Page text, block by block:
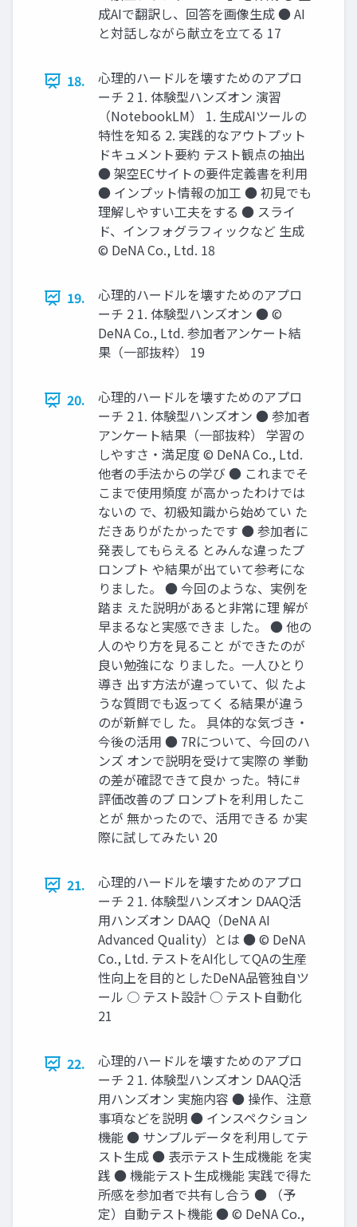
成AIで翻訳し、回答を画像生成 ● AI
と対話しながら献立を立てる 17
18.
心理的ハードルを壊すためのアプロ
ーチ 2 1. 体験型ハンズオン 演習
（NotebookLM） 1. 生成AIツールの
特性を知る 2. 実践的なアウトプット
ドキュメント要約 テスト観点の抽出
● 架空ECサイトの要件定義書を利用
● インプット情報の加工 ● 初見でも
理解しやすい工夫をする ● スライ
ド、インフォグラフィックなど 生成
© DeNA Co., Ltd. 18
19.
心理的ハードルを壊すためのアプロ
ーチ 2 1. 体験型ハンズオン ● ©
DeNA Co., Ltd. 参加者アンケート結
果（一部抜粋） 19
20.
心理的ハードルを壊すためのアプロ
ーチ 2 1. 体験型ハンズオン ● 参加者
アンケート結果（一部抜粋） 学習の
しやすさ・満足度 © DeNA Co., Ltd.
他者の手法からの学び ● これまでそ
こまで使用頻度 が高かったわけでは
ないの で、初級知識から始めてい た
だきありがたかったです ● 参加者に
発表してもらえる とみんな違ったプ
ロンプト や結果が出ていて参考にな
りました。 ● 今回のような、実例を
踏ま えた説明があると非常に理 解が
早まるなと実感できま した。 ● 他の
人のやり方を見ること ができたのが
良い勉強にな りました。一人ひとり
導き 出す方法が違っていて、似 たよ
うな質問でも返ってく る結果が違う
のが新鮮でし た。 具体的な気づき・
今後の活用 ● 7Rについて、今回のハ
ンズ オンで説明を受けて実際の 挙動
の差が確認できて良か った。特に#
評価改善のプ ロンプトを利用したこ
とが 無かったので、活用できる か実
際に試してみたい 20
21.
心理的ハードルを壊すためのアプロ
ーチ 2 1. 体験型ハンズオン DAAQ活
用ハンズオン DAAQ（DeNA AI
Advanced Quality）とは ● © DeNA
Co., Ltd. テストをAI化してQAの生産
性向上を目的としたDeNA品管独自ツ
ール ○ テスト設計 ○ テスト自動化
21
22.
心理的ハードルを壊すためのアプロ
ーチ 2 1. 体験型ハンズオン DAAQ活
用ハンズオン 実施内容 ● 操作、注意
事項などを説明 ● インスペクション
機能 ● サンプルデータを利用してテ
スト生成 ● 表示テスト生成機能 を実
践 ● 機能テスト生成機能 実践で得た
所感を参加者で共有し合う ● （予
定）自動テスト機能 ● © DeNA Co.,